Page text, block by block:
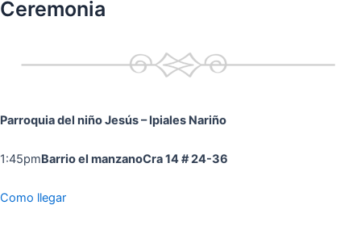
Ceremonia
Parroquia del niño Jesús– Ipiales Nariño
1:45pmBarrio el manzanoCra 14 # 24-36
Como llegar